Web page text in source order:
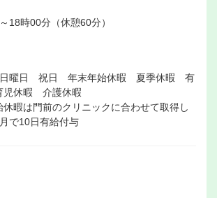
18時00分（休憩60分）
曜日 祝日 年末年始休暇 夏季休暇 有
休暇 介護休暇
暇は門前のクリニックに合わせて取得し
で10日有給付与